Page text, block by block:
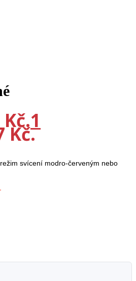
1
Kč.
svícení modro-červeným nebo